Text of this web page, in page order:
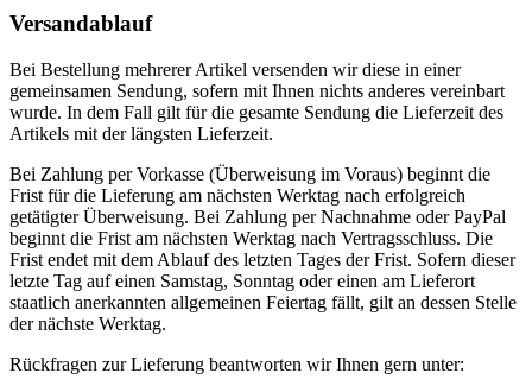
Versandablauf
Bei Bestellung mehrerer Artikel versenden wir diese in einer
gemeinsamen Sendung, sofern mit Ihnen nichts anderes vereinbart
wurde. In dem Fall gilt für die gesamte Sendung die Lieferzeit des
Artikels mit der längsten Lieferzeit.
Bei Zahlung per Vorkasse (Überweisung im Voraus) beginnt die
Frist für die Lieferung am nächsten Werktag nach erfolgreich
getätigter Überweisung. Bei Zahlung per Nachnahme oder PayPal
beginnt die Frist am nächsten Werktag nach Vertragsschluss. Die
Frist endet mit dem Ablauf des letzten Tages der Frist. Sofern dieser
letzte Tag auf einen Samstag, Sonntag oder einen am Lieferort
staatlich anerkannten allgemeinen Feiertag fällt, gilt an dessen Stelle
der nächste Werktag.
Rückfragen zur Lieferung beantworten wir Ihnen gern unter: